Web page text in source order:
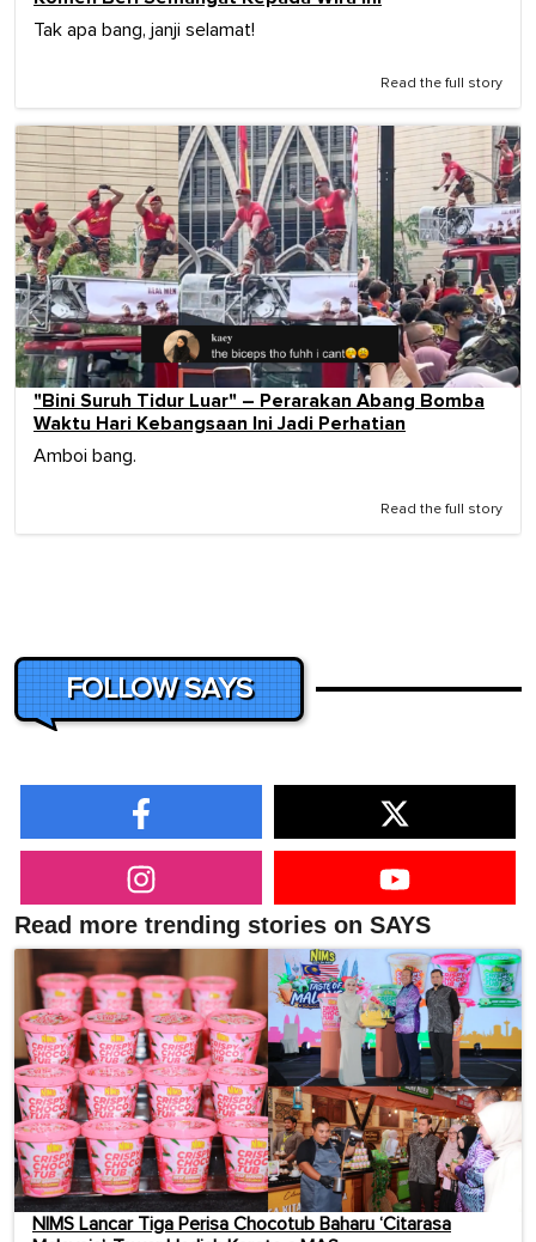
Tak apa bang, janji selamat!
Read the full story
"Bini Suruh Tidur Luar" – Perarakan Abang Bomba
Waktu Hari Kebangsaan Ini Jadi Perhatian
Amboi bang.
Read the full story
FOLLOW SAYS
Read more trending stories on SAYS
NIMS Lancar Tiga Perisa Chocotub Baharu ‘Citarasa